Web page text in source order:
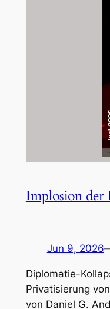
Implosion der
Jun 9, 2026
Diplomatie-
Privatisierung
von Daniel G.